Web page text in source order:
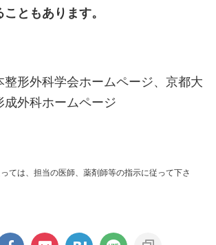
ともあります。
整形外科学会ホームページ、京都大
成外科ホームページ
ては、担当の医師、薬剤師等の指示に従って下さ